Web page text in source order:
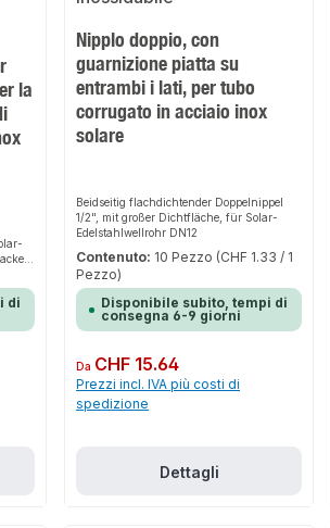
la
di
Nipplo doppio, con
guarnizione piatta su
entrambi i lati, per tubo
corrugato in acciaio inox
solare
Beidseitig flachdichtender Doppelnippel
1/2", mit großer Dichtfläche, für Solar-
Edelstahlwellrohr DN12
Contenuto: 10 Pezzo (CHF 1.33 / 1
Pezzo)
Disponibile subito, tempi di
consegna 6-9 giorni
Prezzo normale:
Da CHF 15.64
Prezzi incl. IVA più costi di
spedizione
Dettagli